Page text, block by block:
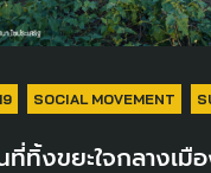
SOCIAL MOVEMENT
ทิ้งขยะใจกลางเ